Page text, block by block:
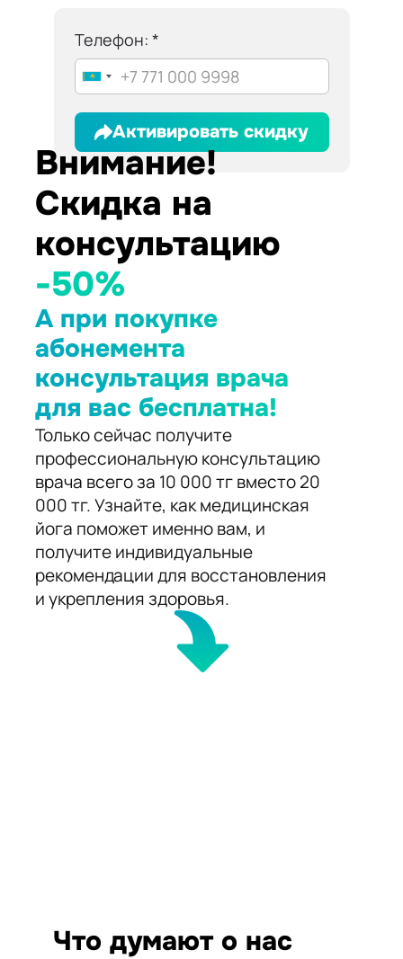
Телефон:
Активировать скидку
Внимание!
Скидка на
консультацию
-50%
А при покупке
абонемента
консультация врача
для вас бесплатна!
Только сейчас получите
профессиональную консультацию
врача всего за 10 000 тг вместо 20
000 тг. Узнайте, как медицинская
йога поможет именно вам, и
получите индивидуальные
рекомендации для восстановления
и укрепления здоровья.
Что думают о нас